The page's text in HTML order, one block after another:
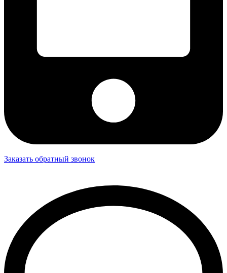
Заказать обратный звонок